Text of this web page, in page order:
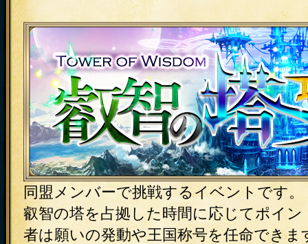
同盟メンバーで挑戦するイベントです。
叡智の塔を占拠した時間に応じてポイン
者は願いの発動や王国称号を任命できま